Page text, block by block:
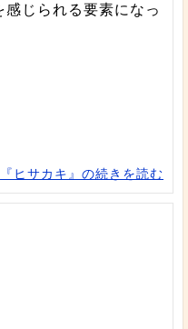
じられる要素になっ
『ヒサカキ』の続きを読む